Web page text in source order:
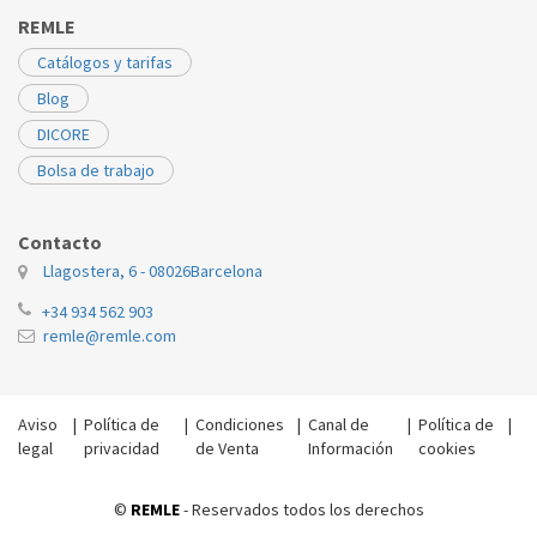
REMLE
Catálogos y tarifas
Blog
DICORE
Bolsa de trabajo
Contacto
Llagostera, 6 - 08026Barcelona
+34 934 562 903
remle@remle.com
Aviso
legal
| Política de
privacidad
|Condiciones
de Venta
|Canal de
Información
| Política de
cookies
|
© REMLE- Reservados todos los derechos